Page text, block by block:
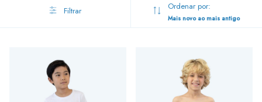
Filtrar Ordenar por:
Mais novo ao mais antigo